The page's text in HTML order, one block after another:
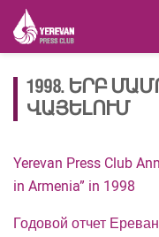
1998. ԵՐԲ
ՎԱՅԵԼՈՒՄ
Yerevan Press Club
in Armenia” in 1998
Годовой отчет